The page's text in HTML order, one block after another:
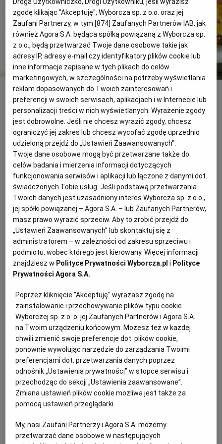
NAPOJE
SAŁATKI
MAKARONY
DRÓB
MIĘSA
RYBY
PRZEKĄSKI
DOMOWE PRZETWORY
SOST, DIPY I INNE DODATKI
DOMOWE PRZYJĘCIE
GRILL
KUCHNIA CHIŃSKA
KUCHNIA TAJSKA
KUCHNIA GRECKA
KUCHNIA PORTUGALSKA
KUCHNIA FRANCUSKA
KUCHNIA AMERYKAŃSKA
KUCHNIA POLSKA
KUCHNIA MEKSYKAŃSKA
KUCHNIA INDYJSKA
KUCHNIA HISZPAŃSKA
KUCHNIA NIEMIECKA
ZAKUPY
SPRZĘT KUCHENNY
FIT PRZEPISY
WEGE
WEGAN
BEZ GLUTENU
PODRÓŻE KULINARNE
HISTORIE KULINARNE
FELIETONY KULINARNE
KSIĄŻKI KULINARNE
SZEF KUCHNI
NASZE SERWISY
SERWISY LOKALNE
BIAŁYSTOK
BIELSKO-BIAŁA
BYDGOSZCZ
CZĘSTOCHOWA
ELBLĄG
GLIWICE
GORZÓW WIELKOPOLSKI
KALISZ
KATOWICE
KIELCE
KOSZALIN
WYBORCZA.PL
MAGAZYNY
DUŻY FORMAT
WOLNA SOBOTA
ALE HISTORIA
WYBORCZA TV I VOD
TYLKO ZDROWIE
KSIĄŻKI. MAGAZYN DO CZYTANIA
NASZA EUROPA
SŁÓWKA. MAGAZYN O JĘZYKU
WYBORCZA CLASSIC
WYBORCZA.BIZ
WYSOKIE OBCASY
BIQDATA
JUTRONAUCI
ARCHIWUM
INNE SERWISY
GAZETA.PL
TOK FM
Wątróbka z jabłkiem to świetny pomysł na szybki obiad lub kolację
(Arkadiusz Ścichocki)
Znakomite podroby gotowe w pół godziny
Dla 4 osób
Przygotowanie: 30 minut
500 g drobiowej wątróbki
jabłko
2 łyżki masła
cebula
łyżka suszonego majeranku
sok z połowy pomarańczy
Droga Użytkowniczko, Drogi Użytkowniku, jeśli wyrazisz
zgodę klikając "Akceptuję", Wyborcza sp. z o.o. oraz jej
Zaufani Partnerzy, w tym [874] Zaufanych Partnerów IAB, jak
również Agora S.A. będąca spółką powiązaną z Wyborcza sp.
z o.o., będą przetwarzać Twoje dane osobowe takie jak
adresy IP, adresy e-mail czy identyfikatory plików cookie lub
inne informacje zapisane w tych plikach do celów
marketingowych, w szczególności na potrzeby wyświetlania
reklam dopasowanych do Twoich zainteresowań i
preferencji w swoich serwisach, aplikacjach i w Internecie lub
personalizacji treści w nich wyświetlanych. Wyrażenie zgody
jest dobrowolne. Jeśli nie chcesz wyrazić zgody, chcesz
ograniczyć jej zakres lub chcesz wycofać zgodę uprzednio
udzieloną przejdź do „Ustawień Zaawansowanych”.
Twoje dane osobowe mogą być przetwarzane także do
celów badania i mierzenia informacji dotyczących
funkcjonowania serwisów i aplikacji lub łączone z danymi dot.
świadczonych Tobie usług. Jeśli podstawą przetwarzania
Twoich danych jest uzasadniony interes Wyborcza sp. z o.o.,
jej spółki powiązanej – Agora S.A. – lub Zaufanych Partnerów,
masz prawo wyrazić sprzeciw. Aby to zrobić przejdź do
„Ustawień Zaawansowanych” lub skontaktuj się z
administratorem – w zależności od zakresu sprzeciwu i
podmiotu, wobec którego jest kierowany. Więcej informacji
znajdziesz w Polityce Prywatności Wyborcza.pl i Polityce
Prywatności Agora S.A.
Poprzez kliknięcie "Akceptuję" wyrażasz zgodę na
zainstalowanie i przechowywanie plików typu cookie
Wyborczej sp. z o. o. jej Zaufanych Partnerów i Agora S.A.
na Twoim urządzeniu końcowym. Możesz też w każdej
chwili zmienić swoje preferencje dot. plików cookie,
ponownie wywołując narzędzie do zarządzania Twoimi
preferencjami dot. przetwarzania danych poprzez
odnośnik „Ustawienia prywatności” w stopce serwisu i
przechodząc do sekcji „Ustawienia zaawansowane”.
Zmiana ustawień plików cookie możliwa jest także za
pomocą ustawień przeglądarki.
My, nasi Zaufani Partnerzy i Agora S.A. możemy
przetwarzać dane osobowe w następujących